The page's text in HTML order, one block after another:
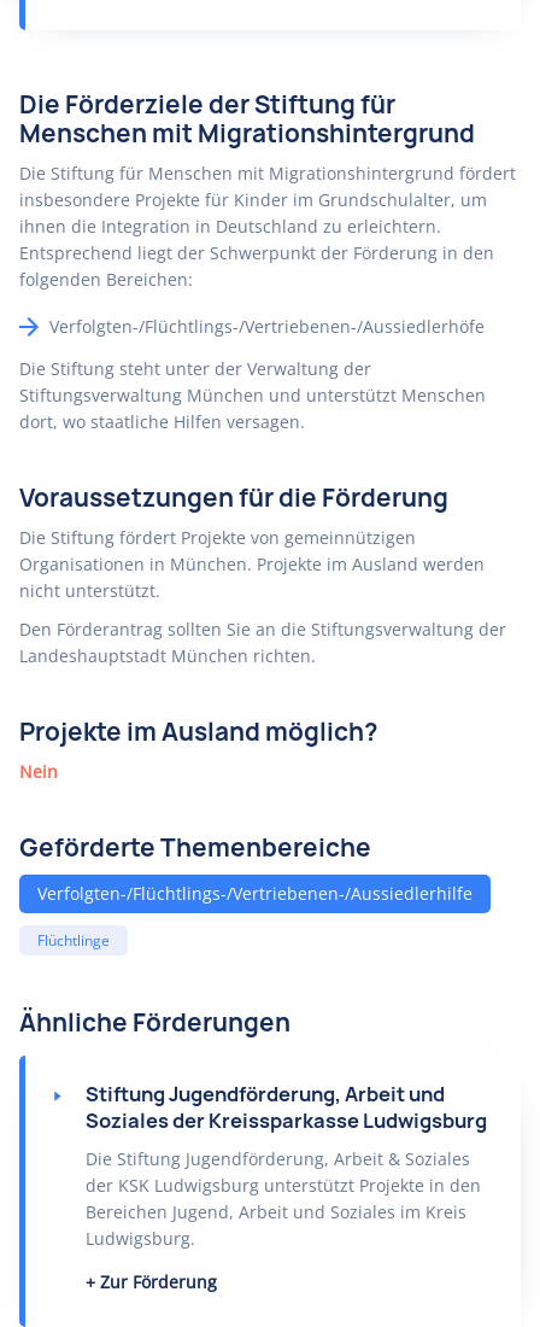
Die Förderziele der Stiftung für
Menschen mit Migrationshintergrund
Die Stiftung für Menschen mit Migrationshintergrund fördert
insbesondere Projekte für Kinder im Grundschulalter, um
ihnen die Integration in Deutschland zu erleichtern.
Entsprechend liegt der Schwerpunkt der Förderung in den
folgenden Bereichen:
Verfolgten-/Flüchtlings-/Vertriebenen-/Aussiedlerhöfe
Die Stiftung steht unter der Verwaltung der
Stiftungsverwaltung München und unterstützt Menschen
dort, wo staatliche Hilfen versagen.
Voraussetzungen für die Förderung
Die Stiftung fördert Projekte von gemeinnützigen
Organisationen in München. Projekte im Ausland werden
nicht unterstützt.
Den Förderantrag sollten Sie an die Stiftungsverwaltung der
Landeshauptstadt München richten.
Projekte im Ausland möglich?
Nein
Geförderte Themenbereiche
Verfolgten-/Flüchtlings-/Vertriebenen-/Aussiedlerhilfe
Flüchtlinge
Ähnliche Förderungen
Stiftung Jugendförderung, Arbeit und
Soziales der Kreissparkasse Ludwigsburg
Die Stiftung Jugendförderung, Arbeit & Soziales
der KSK Ludwigsburg unterstützt Projekte in den
Bereichen Jugend, Arbeit und Soziales im Kreis
Ludwigsburg.
Zur Förderung